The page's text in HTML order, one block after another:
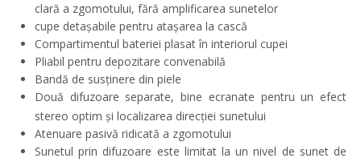
clară a zgomotului, fără amplificarea sunetelor
cupe detașabile pentru atașarea la cască
Compartimentul bateriei plasat în interiorul cupei
Pliabil pentru depozitare convenabilă
Bandă de susținere din piele
Două difuzoare separate, bine ecranate pentru un efect
stereo optim și localizarea direcției sunetului
Atenuare pasivă ridicată a zgomotului
Sunetul prin difuzoare este limitat la un nivel de sunet de